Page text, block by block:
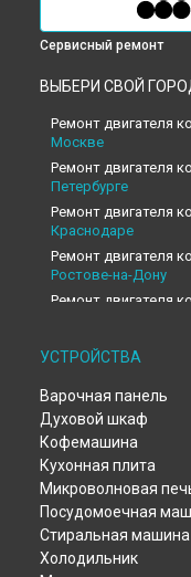
Сервисный ремонт
ВЫБЕРИ СВОЙ
Ремонт двигателя
Москве
Ремонт двигателя
Петербурге
Ремонт двигателя
Краснодаре
Ремонт двигателя
Ростове-на-Дону
Ремонт двигателя
Ремонт двигателя
Новосибирске
Ремонт двигателя
Челябинске
Ремонт двигателя
Екатеринбурге
Ремонт двигателя
Ремонт двигателя
Ремонт двигателя
Воронеже
Ремонт двигателя
УСТРОЙСТВА
Варочная панель
Духовой шкаф
Кофемашина
Кухонная плита
Микроволновая
Посудомоечная
Стиральная машина
Холодильник